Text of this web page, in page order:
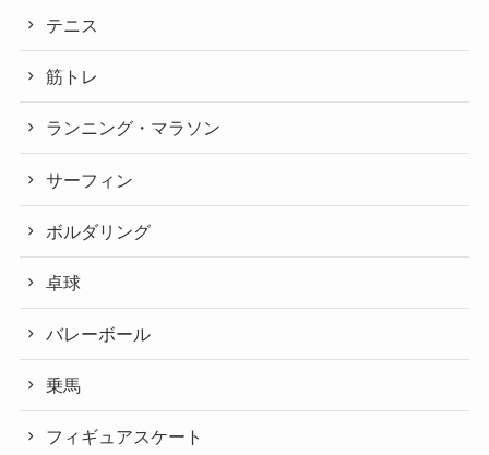
テニス
筋トレ
ランニング・マラソン
サーフィン
ボルダリング
卓球
バレーボール
乗馬
フィギュアスケート